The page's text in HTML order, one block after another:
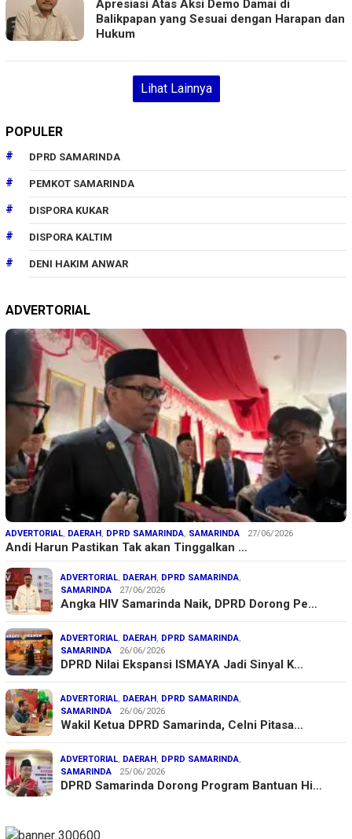
Apresiasi Atas Aksi Demo Damai di
Balikpapan yang Sesuai dengan Harapan dan
Hukum
Lihat Lainnya
POPULER
DPRD SAMARINDA
PEMKOT SAMARINDA
DISPORA KUKAR
DISPORA KALTIM
DENI HAKIM ANWAR
ADVERTORIAL
ADVERTORIAL, DAERAH, DPRD SAMARINDA, SAMARINDA 27/06/2026
Andi Harun Pastikan Tak akan Tinggalkan …
ADVERTORIAL, DAERAH, DPRD SAMARINDA,
SAMARINDA
27/06/2026
Angka HIV Samarinda Naik, DPRD Dorong Pe…
ADVERTORIAL, DAERAH, DPRD SAMARINDA,
SAMARINDA
26/06/2026
DPRD Nilai Ekspansi ISMAYA Jadi Sinyal K…
ADVERTORIAL, DAERAH, DPRD SAMARINDA,
SAMARINDA
26/06/2026
Wakil Ketua DPRD Samarinda, Celni Pitasa…
ADVERTORIAL, DAERAH, DPRD SAMARINDA,
SAMARINDA
25/06/2026
DPRD Samarinda Dorong Program Bantuan Hi…